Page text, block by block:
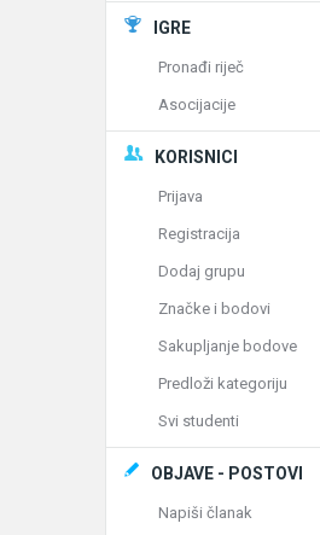
IGRE
Pronađi riječ
Asocijacije
KORISNICI
Prijava
Registracija
Dodaj grupu
Značke i bodovi
Sakupljanje bodove
Predloži kategoriju
Svi studenti
OBJAVE - POSTOVI
Napiši članak